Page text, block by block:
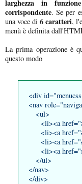
larghezza in
corrispondente. Se per
una voce di6 caratteri,
menù è definita
La prima operazione è
questo modo
<div
<nav
<ul>
<li><a
<li><a
<li><a
<li><a
</ul>
</nav>
</div>